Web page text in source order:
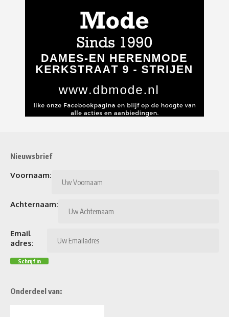
Nieuwsbrief
Voornaam:
Achternaam:
Email
adres:
Onderdeel van: